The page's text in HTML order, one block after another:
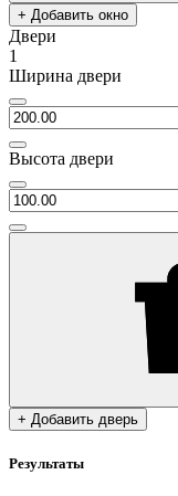
+ Добавить окно
Двери
1
Ширина двери
Высота двери
+ Добавить дверь
Результаты